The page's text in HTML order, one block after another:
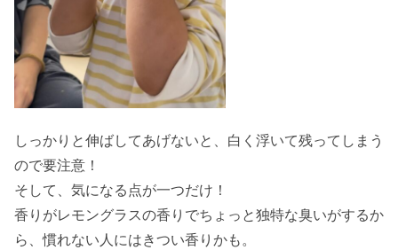
しっかりと伸ばしてあげないと、白く浮いて残ってしまう
ので要注意！
そして、気になる点が一つだけ！
香りがレモングラスの香りでちょっと独特な臭いがするか
ら、慣れない人にはきつい香りかも。